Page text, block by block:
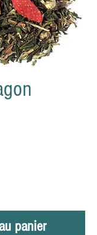
panier